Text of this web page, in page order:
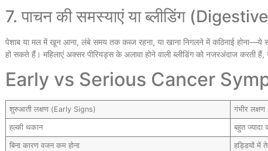
7. पाचन की समस्याएं या ब्लीडिंग
पेशाब या मल में खून आना, लंबे समय तक कब्ज रहना, या खाना निगलने में कठिनाई
हो सकते हैं। महिलाएं अक्सर पीरियड्स के अलावा होने वाली ब्लीडिंग को नजरअंदाज करती
Early vs Serious Cancer
शुरुआती लक्षण (Early Signs) गंभीर
हल्की थकान बहुत ज्यादा
बिना कारण वजन कम होना हड्डियों में